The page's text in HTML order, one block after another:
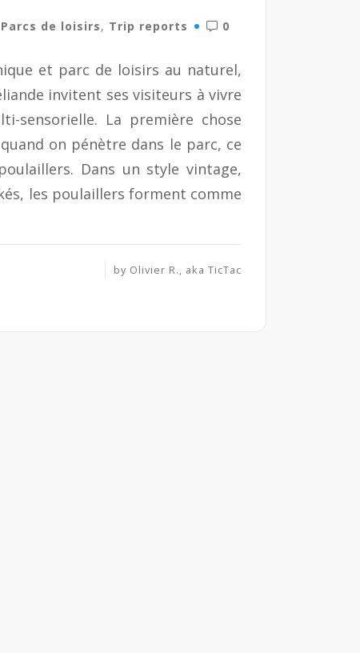
Parcs de loisirs, Trip reports 0
et parc de loisirs au naturel,
invitent ses visiteurs à vivre
sensorielle. La première chose
on pénètre dans le parc, ce
Dans un style vintage,
les poulaillers forment comme
by Olivier R., aka TicTac